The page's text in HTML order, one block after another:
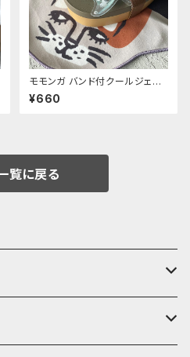
モモンガ バンド付クールジェル
ミケ
¥660
覧に戻る